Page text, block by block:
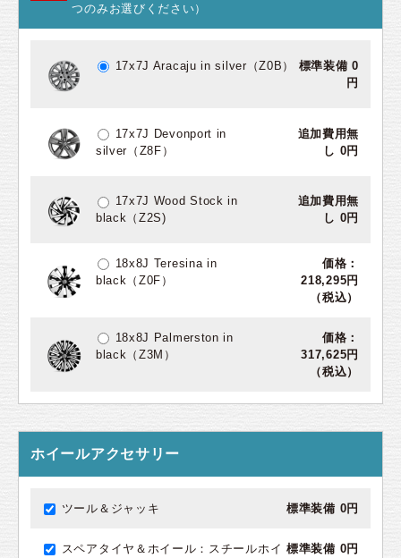
つのみお選びください）
17x7J Aracaju in silver（Z0B）
標準装備 0
円
17x7J Devonport in
silver（Z8F）
追加費用無
し 0円
17x7J Wood Stock in
black（Z2S)
追加費用無
し 0円
18x8J Teresina in
black（Z0F）
価格：
218,295円
（税込）
18x8J Palmerston in
black（Z3M）
価格：
317,625円
（税込）
ホイールアクセサリー
ツール＆ジャッキ 標準装備 0円
スペアタイヤ＆ホイール：スチールホイ 標準装備 0円